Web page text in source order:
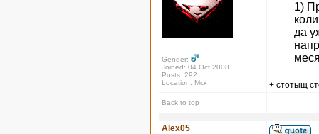
Gender:
Joined: 04 Oct 2008
Posts: 292
Location: Мск
1)
да
+ стотыщ
Back to top
Alex05